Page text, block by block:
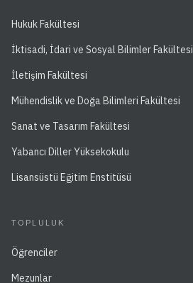
Hukuk Fakültesi
İktisadi, İdari ve Sosyal Bilimler Fakültesi
İletişim Fakültesi
Mühendislik ve Doğa Bilimleri Fakültesi
Sanat ve Tasarım Fakültesi
Yabancı Diller Yüksekokulu
Lisansüstü Eğitim Enstitüsü
TOPLULUK
Öğrenciler
Mezunlar